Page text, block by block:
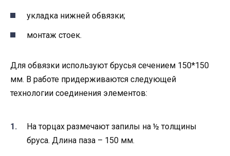
укладка нижней обвязки;
монтаж стоек.
Для обвязки используют брусья сечением 150*150
мм. В работе придерживаются следующей
технологии соединения элементов:
На торцах размечают запилы на ½ толщины
бруса. Длина паза – 150 мм.